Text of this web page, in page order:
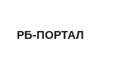
РБ-ПОРТАЛ